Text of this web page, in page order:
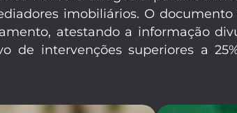
imobiliários. O
atestando a informação
de intervenções superiores a